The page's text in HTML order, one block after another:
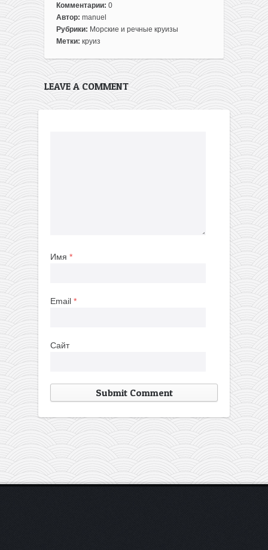
Комментарии: 0
Автор: manuel
Рубрики: Морские и речные круизы
Метки: круиз
LEAVE A COMMENT
Имя *
Email *
Сайт